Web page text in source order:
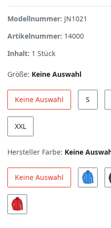
Modellnummer: JN1021
Artikelnummer: 14000
Inhalt: 1 Stück
Größe: Keine Auswahl
Keine Auswahl S
XXL
Hersteller Farbe: Keine
Keine Auswahl